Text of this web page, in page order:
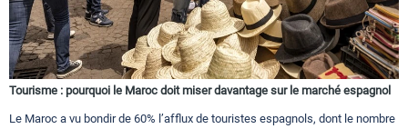
Tourisme : pourquoi le Maroc doit miser davantage sur le marché espagnol
Le Maroc a vu bondir de 60% l’afflux de touristes espagnols, dont le nombre